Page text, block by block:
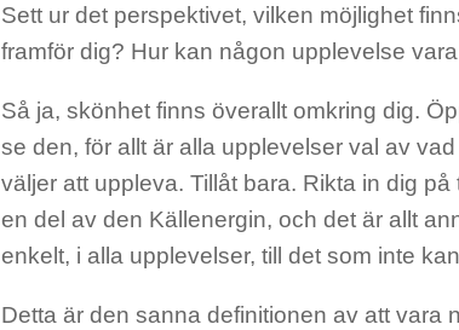
Sett ur det perspektivet, vilken möjlighet
framför dig? Hur kan någon upplevelse
Så ja, skönhet finns överallt omkring dig.
se den, för allt är alla upplevelser val av
väljer att uppleva. Tillåt bara. Rikta in dig
en del av den Källenergin, och det är allt
enkelt, i alla upplevelser, till det som inte
Detta är den sanna definitionen av att vara